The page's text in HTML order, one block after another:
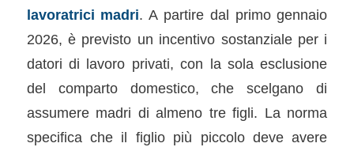
lavoratrici madri. A partire dal primo gennaio
2026, è previsto un incentivo sostanziale per i
datori di lavoro privati, con la sola esclusione
del comparto domestico, che scelgano di
assumere madri di almeno tre figli. La norma
specifica che il figlio più piccolo deve avere